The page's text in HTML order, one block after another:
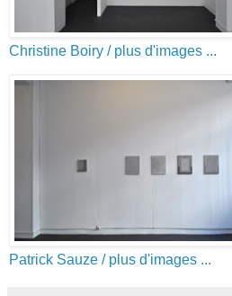
Christine Boiry / plus d'images ...
Patrick Sauze / plus d'images ...